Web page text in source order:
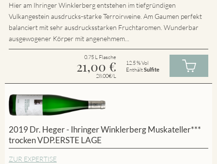
Hier am Ihringer Winklerberg entstehen im tiefgründigen
Vulkangestein ausdrucks-starke Terroirweine. Am Gaumen perfekt
balanciert mit sehr ausdrucksstarken Fruchtaromen. Wunderbar
ausgewogener Körper mit angenehmem...
0.75 L Flasche
21,00 €
28.00€/L
12.5 % Vol
EnthältSulfite
2019 Dr. Heger - Ihringer Winklerberg Muskateller***
trocken VDP.ERSTE LAGE
ZUR EXPERTISE